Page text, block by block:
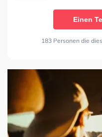
Einen
183 Personen die